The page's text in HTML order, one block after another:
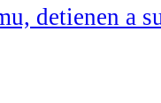
detienen a